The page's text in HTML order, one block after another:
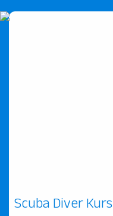
Scuba Diver Kurs